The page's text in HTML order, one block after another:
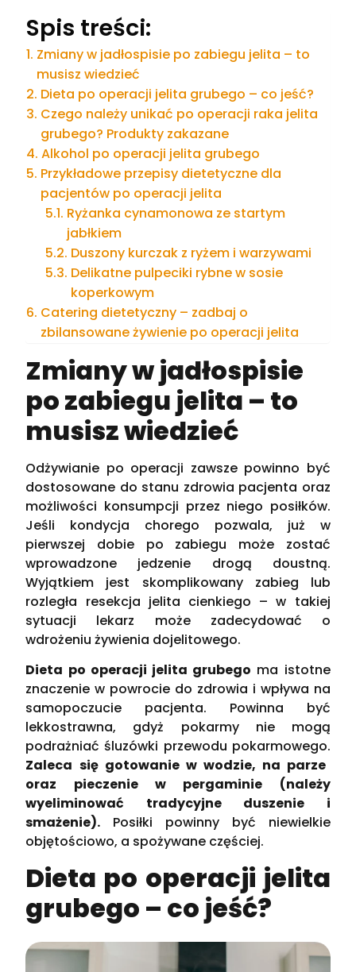
Spis treści:
Zmiany w jadłospisie po zabiegu jelita – to
musisz wiedzieć
Dieta po operacji jelita grubego – co jeść?
Czego należy unikać po operacji raka jelita
grubego? Produkty zakazane
Alkohol po operacji jelita grubego
Przykładowe przepisy dietetyczne dla
pacjentów po operacji jelita
Ryżanka cynamonowa ze startym
jabłkiem
Duszony kurczak z ryżem i warzywami
Delikatne pulpeciki rybne w sosie
koperkowym
Catering dietetyczny – zadbaj o
zbilansowane żywienie po operacji jelita
Zmiany w jadłospisie
po zabiegu jelita – to
musisz wiedzieć
Odżywianie po operacji zawsze powinno być
dostosowane do stanu zdrowia pacjenta oraz
możliwości konsumpcji przez niego posiłków.
Jeśli kondycja chorego pozwala, już w
pierwszej dobie po zabiegu może zostać
wprowadzone jedzenie drogą doustną.
Wyjątkiem jest skomplikowany zabieg lub
rozległa resekcja jelita cienkiego – w takiej
sytuacji lekarz może zadecydować o
wdrożeniu żywienia dojelitowego.
Dieta po operacji jelita grubego ma istotne
znaczenie w powrocie do zdrowia i wpływa na
samopoczucie pacjenta. Powinna być
lekkostrawna, gdyż pokarmy nie mogą
podrażniać śluzówki przewodu pokarmowego.
Zaleca się gotowanie w wodzie, na parze
oraz pieczenie w pergaminie (należy
wyeliminować tradycyjne duszenie i
smażenie). Posiłki powinny być niewielkie
objętościowo, a spożywane częściej.
Dieta po operacji jelita
grubego – co jeść?